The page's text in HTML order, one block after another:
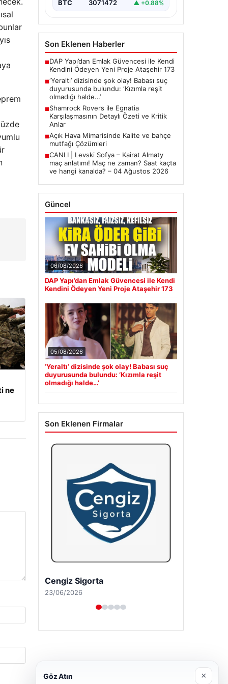
ne
BTC 3071472 ▲ +0.88%
Son Eklenen Haberler
■DAP Yapı’dan Emlak Güvencesi ile Kendi
Kendini Ödeyen Yeni Proje Ataşehir 173
■‘Yeraltı’ dizisinde şok olay! Babası suç
duyurusunda bulundu: ‘Kızımla reşit
olmadığı halde…’
■Shamrock Rovers ile Egnatia
Karşılaşmasının Detaylı Özeti ve Kritik
Anlar
■Açık Hava Mimarisinde Kalite ve bahçe
mutfağı Çözümleri
■CANLI | Levski Sofya – Kairat Almaty
maç anlatımı! Maç ne zaman? Saat kaçta
ve hangi kanalda? – 04 Ağustos 2026
Güncel
06/08/2026
DAP Yapı’dan Emlak Güvencesi ile Kendi
Kendini Ödeyen Yeni Proje Ataşehir 173
05/08/2026
‘Yeraltı’ dizisinde şok olay! Babası suç
duyurusunda bulundu: ‘Kızımla reşit
olmadığı halde…’
Son Eklenen Firmalar
Cengiz Sigorta
23/06/2026
Göz Atın ×